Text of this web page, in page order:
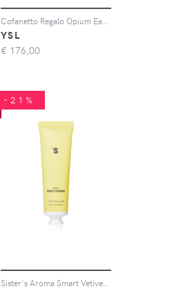
YSL
€ 176,00
-21%